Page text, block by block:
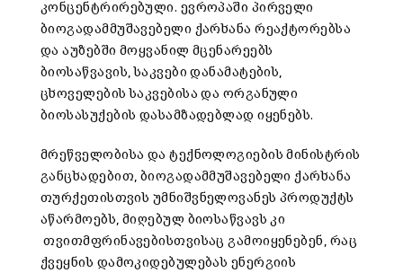
კონცენტრირებული. ევროპაში პირველი
ბიოგადამმუშავებელი ქარხანა რეაქტორებსა
და აუზებში მოყვანილ მცენარეებს
ბიოსაწვავის, საკვები დანამატების,
ცხოველების საკვებისა და ორგანული
ბიოსასუქების დასამზადებლად იყენებს.
მრეწველობისა და ტექნოლოგიების მინისტრის
განცხადებით, ბიოგადამმუშავებელი ქარხანა
თურქეთისთვის უმნიშვნელოვანეს პროდუქტს
აწარმოებს, მიღებულ ბიოსაწვავს კი
თვითმფრინავებისთვისაც გამოიყენებენ, რაც
ქვეყნის დამოკიდებულებას ენერგიის